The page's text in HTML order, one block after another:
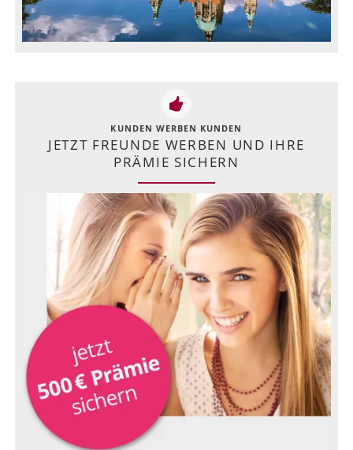
KUNDEN WERBEN KUNDEN
JETZT FREUNDE WERBEN UND IHRE
PRÄMIE SICHERN